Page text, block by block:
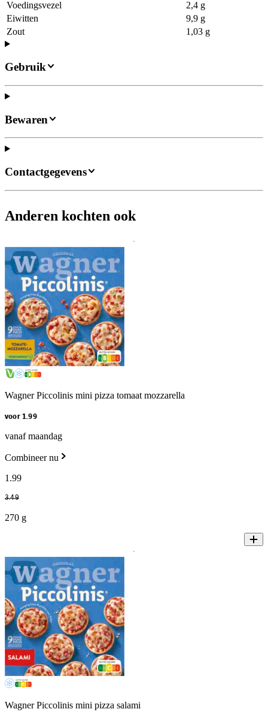
Voedingsvezel
2,4 g
Eiwitten
9,9 g
Zout
1,03 g
Gebruik
Bewaren
Contactgegevens
Anderen kochten ook
Wagner Piccolinis mini pizza tomaat mozzarella
voor 1.99
vanaf maandag
Combineer nu
1 .99
3.49
270 g
Wagner Piccolinis mini pizza salami